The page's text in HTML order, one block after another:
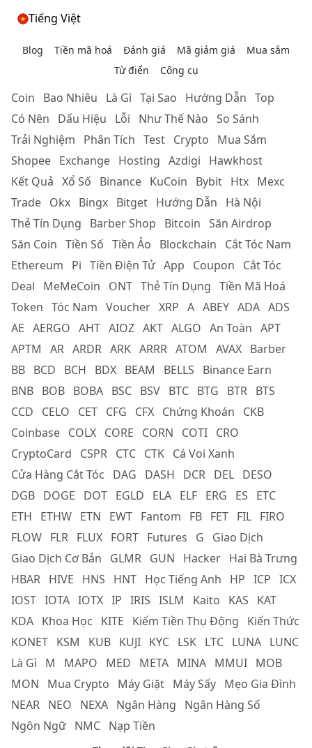
Tiếng Việt
Blog Tiền mã hoá Đánh giá Mã giảm giá
Mua sắm
Từ điển
Công cụ
Coin Bao Nhiêu Là Gì Tại Sao Hướng Dẫn Top
Có Nên
Dấu Hiệu Lỗi Như Thế Nào So Sánh
Trải Nghiệm
Phân Tích Test Crypto
Mua Sắm
Shopee Exchange Hosting Azdigi
Hawkhost
Kết Quả Xổ Số Binance KuCoin Bybit Htx Mexc
Trade Okx Bingx Bitget Hướng Dẫn
Hà Nội
Thẻ Tín Dụng
Barber Shop Bitcoin Săn Airdrop
Săn Coin Tiền Số Tiền Ảo Blockchain
Cắt Tóc Nam
Ethereum
Pi Tiền Điện Tử App Coupon
Cắt Tóc
Deal
MeMeCoin ONT Thẻ Tín Dụng Tiền Mã Hoá
Token Tóc Nam Voucher XRP A ABEY ADA ADS
AE AERGO AHT AIOZ AKT ALGO An Toàn APT
APTM
AR ARDR ARK ARRR ATOM AVAX Barber
BB BCD BCH BDX BEAM BELLS
Binance Earn
BNB BOB BOBA BSC BSV BTC BTG BTR BTS
CCD
CELO CET CFG CFX Chứng Khoán
CKB
Coinbase COLX CORE CORN COTI CRO
CryptoCard
CSPR CTC CTK Cá Voi Xanh
Cửa Hàng Cắt Tóc
DAG DASH DCR DEL DESO
DGB DOGE DOT EGLD ELA ELF ERG ES
ETC
ETH
ETHW ETN EWT Fantom FB FET FIL FIRO
FLOW FLR FLUX FORT Futures G
Giao Dịch
Giao Dịch Cơ Bản
GLMR GUN Hacker Hai Bà Trưng
HBAR HIVE HNS HNT Học Tiếng Anh HP ICP ICX
IOST IOTA IOTX IP IRIS ISLM Kaito KAS
KAT
KDA Khoa Học KITE Kiếm Tiền Thụ Động
Kiến Thức
KONET KSM KUB KUJI KYC LSK LTC LUNA LUNC
Là Gì
M MAPO MED META MINA MMUI MOB
MON
Mua Crypto Máy Giặt Máy Sấy Mẹo Gia Đình
NEAR NEO NEXA Ngân Hàng
Ngân Hàng Số
Ngôn Ngữ NMC Nạp Tiền